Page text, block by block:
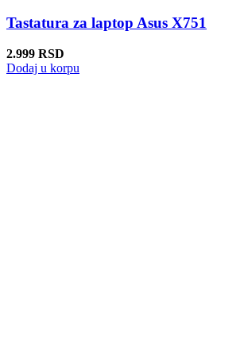
Tastatura za laptop Asus X751
2.999 RSD
Dodaj u korpu